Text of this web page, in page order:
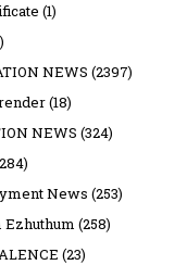
(1)
NEWS (2397)
(18)
NEWS (324)
News (253)
Ezhuthum (258)
(23)